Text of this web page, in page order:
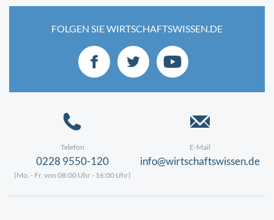
FOLGEN SIE WIRTSCHAFTSWISSEN.DE
Telefon
0228 9550-120
(Mo. - Fr. von 08:00 Uhr - 16:00 Uhr)
E-Mail
info@wirtschaftswissen.de